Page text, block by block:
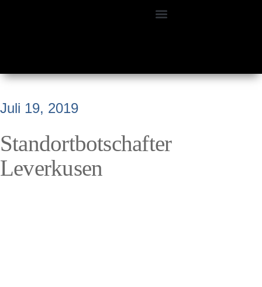
Juli 19, 2019
Standortbotschafter
Leverkusen